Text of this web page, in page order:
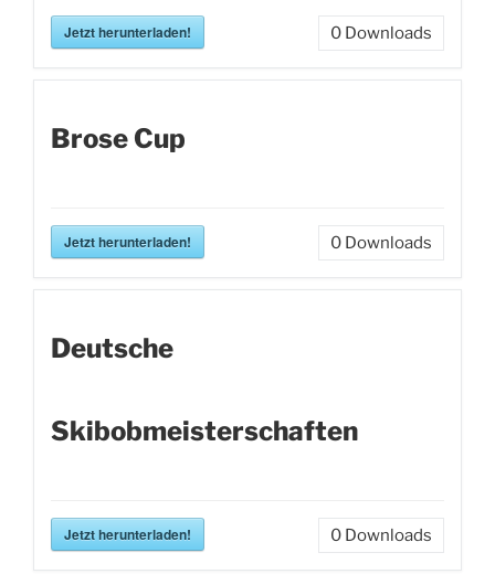
Jetzt herunterladen! 0 Downloads
Brose Cup
Jetzt herunterladen! 0 Downloads
Deutsche
Skibobmeisterschaften
Jetzt herunterladen! 0 Downloads